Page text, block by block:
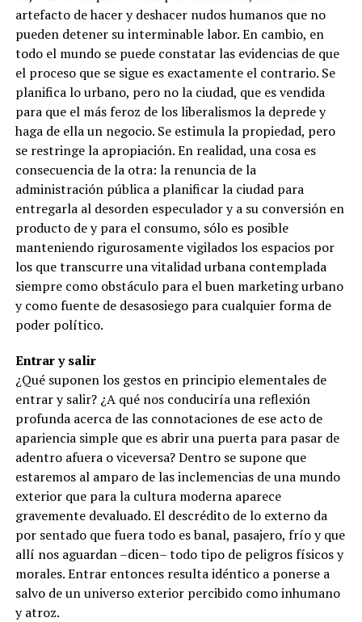
artefacto de hacer y deshacer nudos humanos que no
pueden detener su interminable labor. En cambio, en
todo el mundo se puede constatar las evidencias de que
el proceso que se sigue es exactamente el contrario. Se
planifica lo urbano, pero no la ciudad, que es vendida
para que el más feroz de los liberalismos la deprede y
haga de ella un negocio. Se estimula la propiedad, pero
se restringe la apropiación. En realidad, una cosa es
consecuencia de la otra: la renuncia de la
administración pública a planificar la ciudad para
entregarla al desorden especulador y a su conversión en
producto de y para el consumo, sólo es posible
manteniendo rigurosamente vigilados los espacios por
los que transcurre una vitalidad urbana contemplada
siempre como obstáculo para el buen marketing urbano
y como fuente de desasosiego para cualquier forma de
poder político.
Entrar y salir
¿Qué suponen los gestos en principio elementales de
entrar y salir? ¿A qué nos conduciría una reflexión
profunda acerca de las connotaciones de ese acto de
apariencia simple que es abrir una puerta para pasar de
adentro afuera o viceversa? Dentro se supone que
estaremos al amparo de las inclemencias de una mundo
exterior que para la cultura moderna aparece
gravemente devaluado. El descrédito de lo externo da
por sentado que fuera todo es banal, pasajero, frío y que
allí nos aguardan –dicen– todo tipo de peligros físicos y
morales. Entrar entonces resulta idéntico a ponerse a
salvo de un universo exterior percibido como inhumano
y atroz.